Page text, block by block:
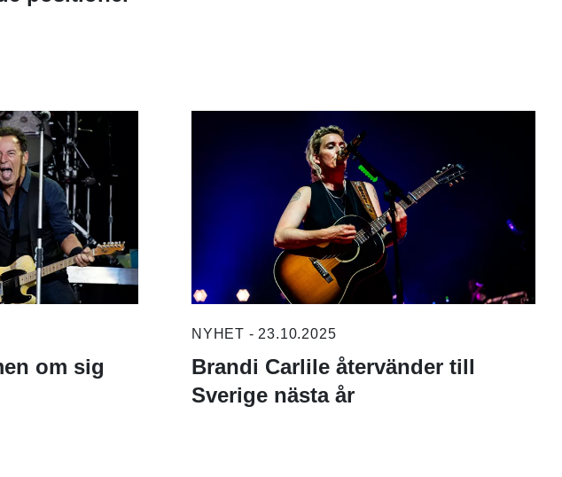
om sig
NYHET - 23.10.2025
Brandi Carlile återvänder till
Sverige nästa år